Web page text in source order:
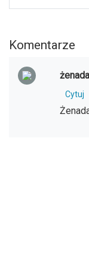
Komentarze
żenada
Cytuj